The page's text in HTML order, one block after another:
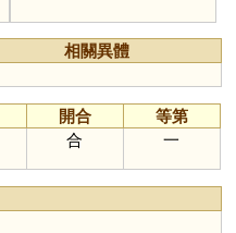
相關異體
開合
等第
合 一